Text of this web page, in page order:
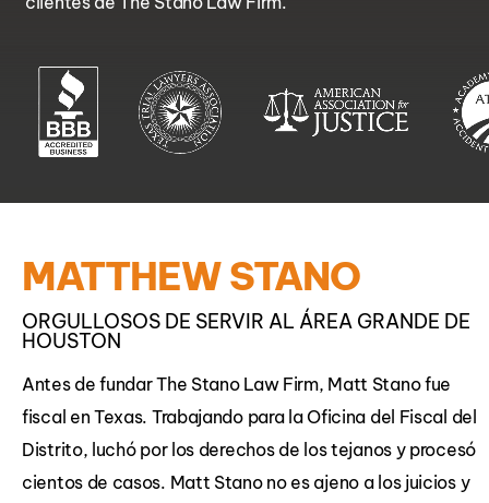
MATTHEW STANO
ORGULLOSOS DE SERVIR AL ÁREA GRANDE DE
HOUSTON
Antes de fundar The Stano Law Firm, Matt Stano fue
fiscal en Texas. Trabajando para la Oficina del Fiscal del
Distrito, luchó por los derechos de los tejanos y procesó
cientos de casos. Matt Stano no es ajeno a los juicios y